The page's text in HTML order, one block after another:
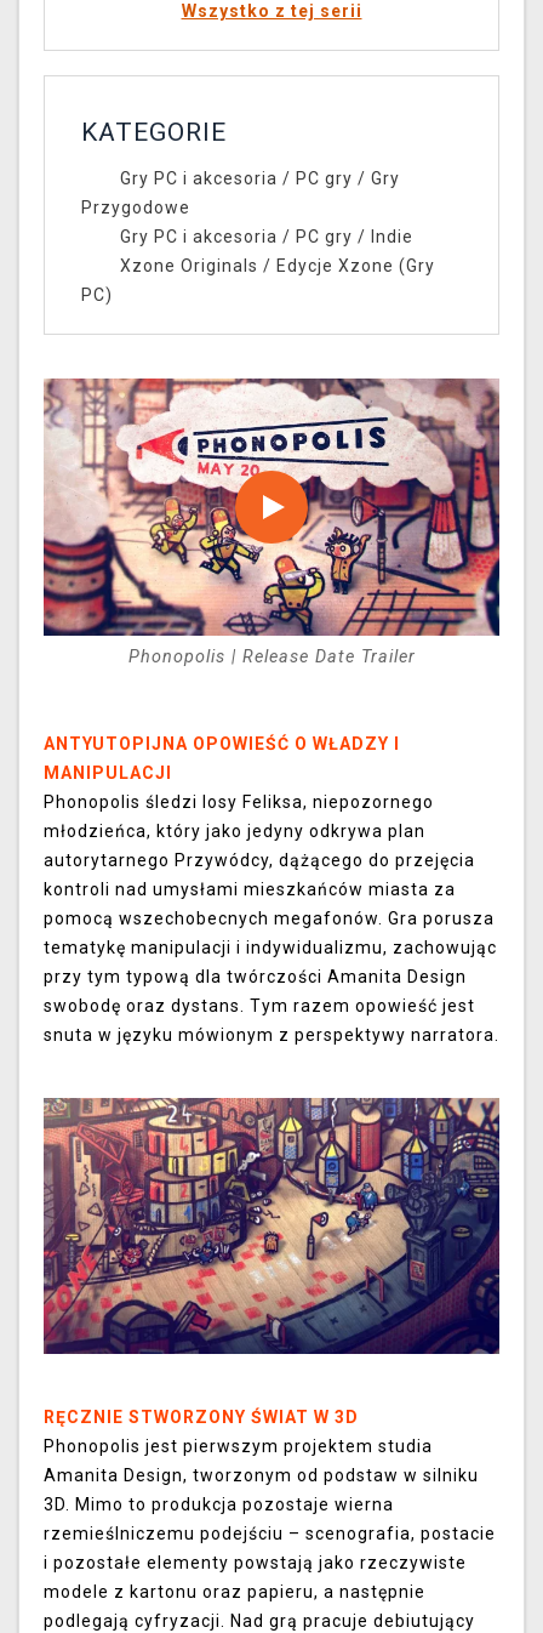
Wszystko z tej serii
KATEGORIE
Gry PC i akcesoria / PC gry / Gry
Przygodowe
Gry PC i akcesoria / PC gry / Indie
Xzone Originals / Edycje Xzone (Gry
PC)
Phonopolis | Release Date Trailer
ANTYUTOPIJNA OPOWIEŚĆ O WŁADZY I
MANIPULACJI
Phonopolis śledzi losy Feliksa, niepozornego
młodzieńca, który jako jedyny odkrywa plan
autorytarnego Przywódcy, dążącego do przejęcia
kontroli nad umysłami mieszkańców miasta za
pomocą wszechobecnych megafonów. Gra porusza
tematykę manipulacji i indywidualizmu, zachowując
przy tym typową dla twórczości Amanita Design
swobodę oraz dystans. Tym razem opowieść jest
snuta w języku mówionym z perspektywy narratora.
RĘCZNIE STWORZONY ŚWIAT W 3D
Phonopolis jest pierwszym projektem studia
Amanita Design, tworzonym od podstaw w silniku
3D. Mimo to produkcja pozostaje wierna
rzemieślniczemu podejściu – scenografia, postacie
i pozostałe elementy powstają jako rzeczywiste
modele z kartonu oraz papieru, a następnie
podlegają cyfryzacji. Nad grą pracuje debiutujący